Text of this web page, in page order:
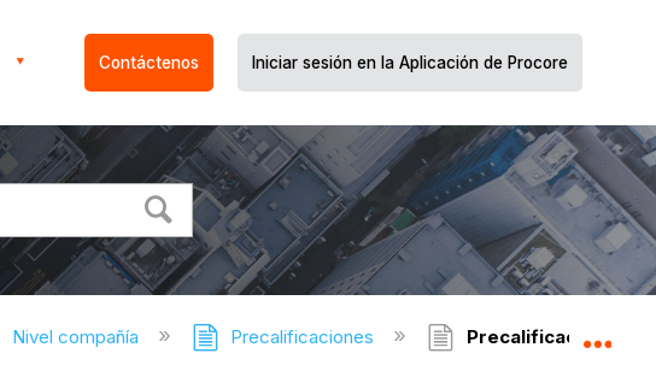
Contáctenos Iniciar sesión en la Aplicación de Procore
Nivel compañía Precalificaciones Precalificaciones -